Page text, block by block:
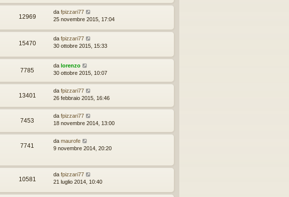
12969
da fpizzari77
25 novembre 2015, 17:04
15470
da fpizzari77
30 ottobre 2015, 15:33
7785
da lorenzo
30 ottobre 2015, 10:07
13401
da fpizzari77
26 febbraio 2015, 16:46
7453
da fpizzari77
18 novembre 2014, 13:00
7741
da maurofe
9 novembre 2014, 20:20
10581
da fpizzari77
21 luglio 2014, 10:40